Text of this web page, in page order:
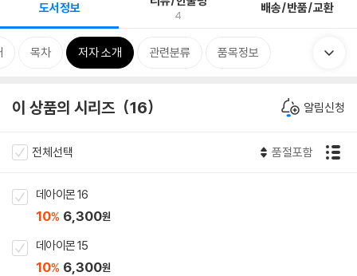
도서정보 4 배송/반품/교환
목차 저자 소개 관련분류 품목정보
이 상품의 시리즈 16 알림신청
전체선택 품절포함
데아이몬 16
10% 6,300원
데아이몬 15
10% 6,300원